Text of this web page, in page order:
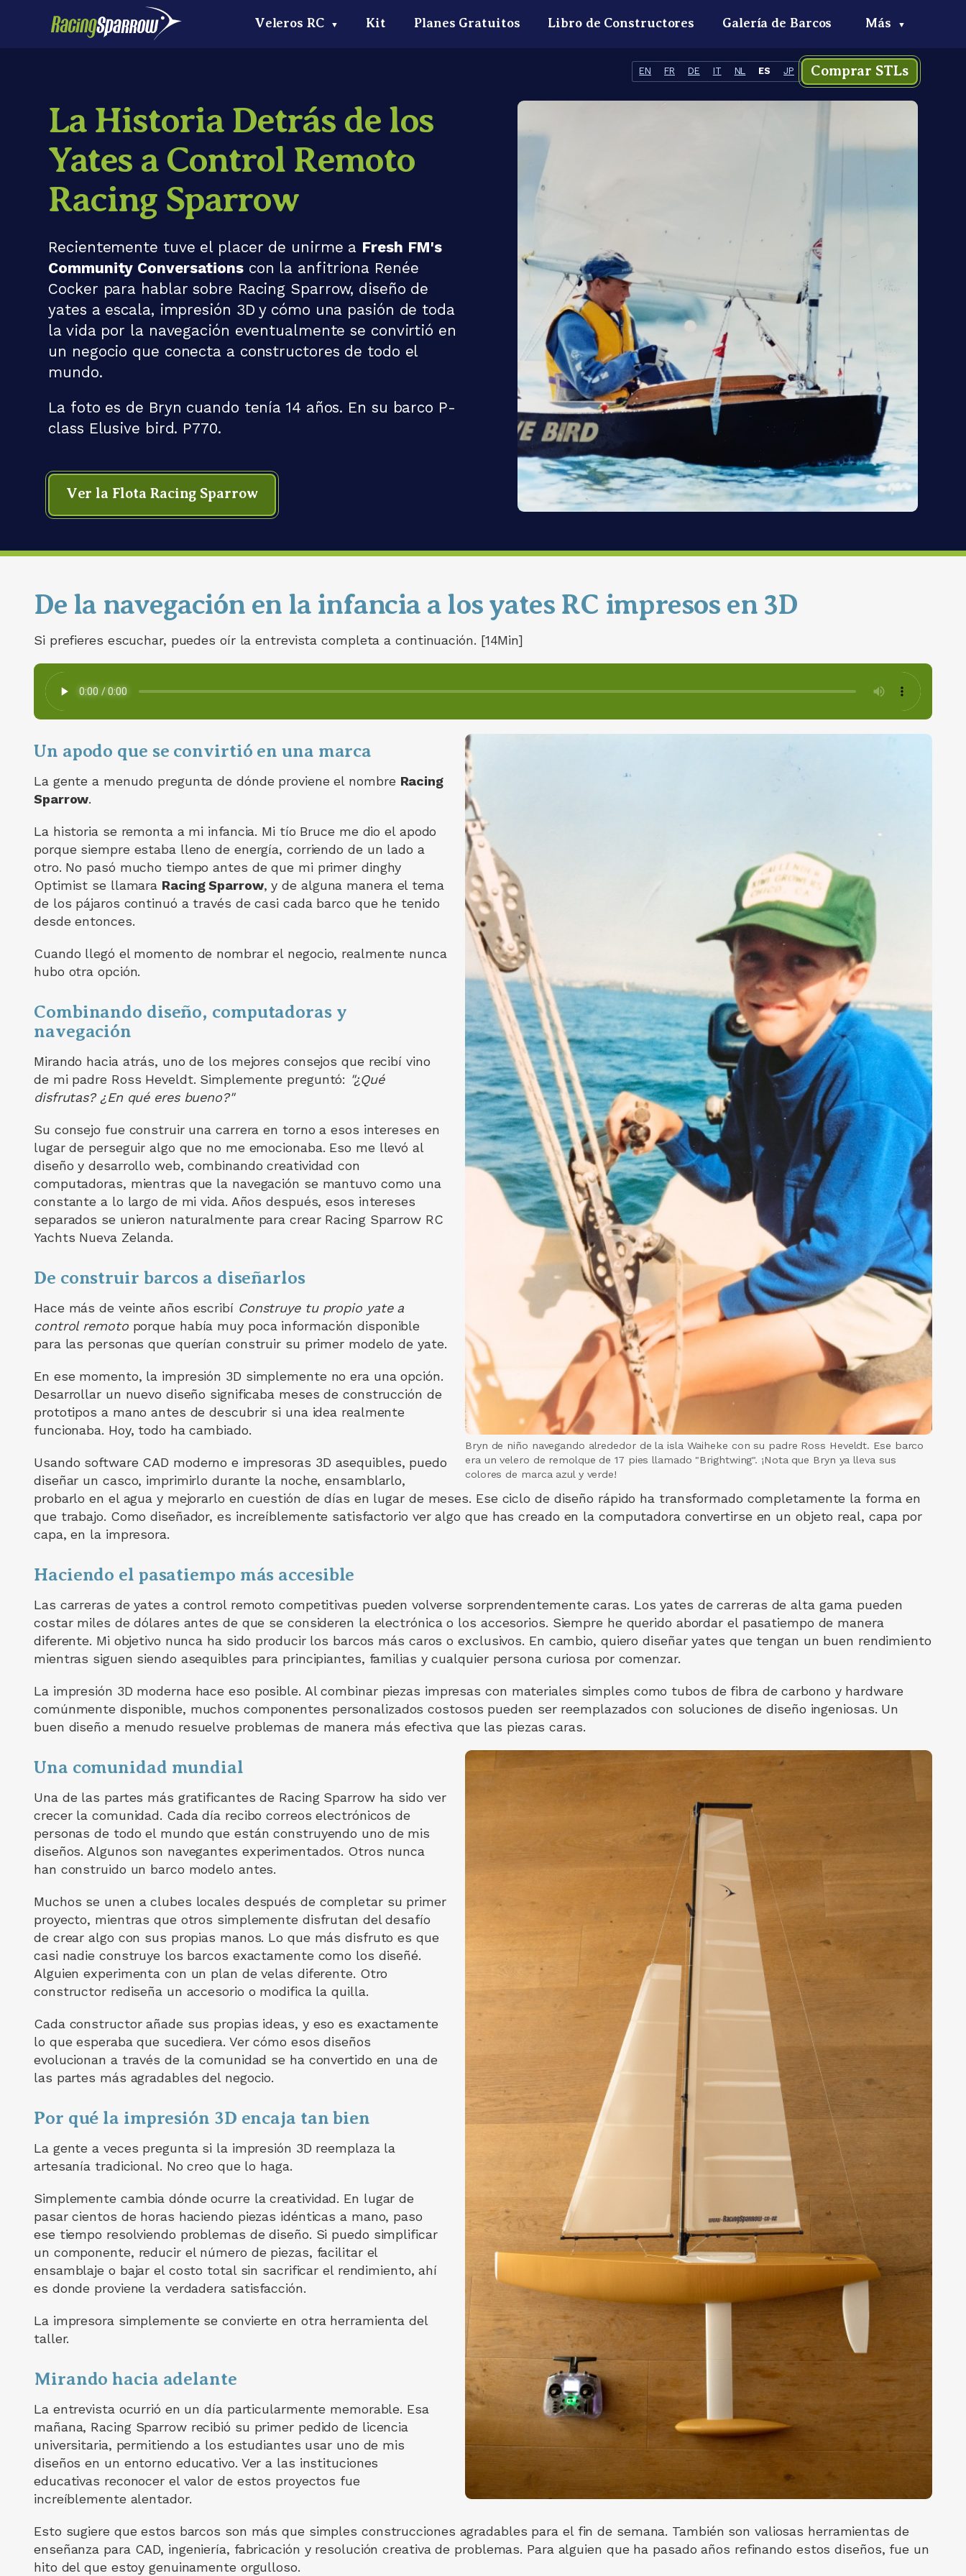
Veleros RC ▼ Kit Planes Gratuitos Libro de Constructores Galería de Barcos Más ▼
EN FR DE IT NL ES JP Comprar STLs
La Historia Detrás de los
Yates a Control Remoto
Racing Sparrow
Recientemente tuve el placer de unirme a Fresh FM's
Community Conversationscon la anfitriona Renée
Cocker para hablar sobre Racing Sparrow, diseño de
yates a escala, impresión 3D y cómo una pasión de toda
la vida por la navegación eventualmente se convirtió en
un negocio que conecta a constructores de todo el
mundo.
La foto es de Bryn cuando tenía 14 años. En su barco P-
class Elusive bird. P770.
Ver la Flota Racing Sparrow
De la navegación en la infancia a los yates RC impresos en 3D
Si prefieres escuchar, puedes oír la entrevista completa a continuación. [14Min]
Bryn de niño navegando alrededor de la isla Waiheke con su padre Ross Heveldt. Ese barco
era un velero de remolque de 17 pies llamado "Brightwing". ¡Nota que Bryn ya lleva sus
colores de marca azul y verde!
Un apodo que se convirtió en una marca
La gente a menudo pregunta de dónde proviene el nombre Racing
Sparrow.
La historia se remonta a mi infancia. Mi tío Bruce me dio el apodo
porque siempre estaba lleno de energía, corriendo de un lado a
otro. No pasó mucho tiempo antes de que mi primer dinghy
Optimist se llamara Racing Sparrow, y de alguna manera el tema
de los pájaros continuó a través de casi cada barco que he tenido
desde entonces.
Cuando llegó el momento de nombrar el negocio, realmente nunca
hubo otra opción.
Combinando diseño, computadoras y
navegación
Mirando hacia atrás, uno de los mejores consejos que recibí vino
de mi padre Ross Heveldt. Simplemente preguntó: "¿Qué
disfrutas? ¿En qué eres bueno?"
Su consejo fue construir una carrera en torno a esos intereses en
lugar de perseguir algo que no me emocionaba. Eso me llevó al
diseño y desarrollo web, combinando creatividad con
computadoras, mientras que la navegación se mantuvo como una
constante a lo largo de mi vida. Años después, esos intereses
separados se unieron naturalmente para crear Racing Sparrow RC
Yachts Nueva Zelanda.
De construir barcos a diseñarlos
Hace más de veinte años escribí Construye tu propio yate a
control remotoporque había muy poca información disponible
para las personas que querían construir su primer modelo de yate.
En ese momento, la impresión 3D simplemente no era una opción.
Desarrollar un nuevo diseño significaba meses de construcción de
prototipos a mano antes de descubrir si una idea realmente
funcionaba. Hoy, todo ha cambiado.
Usando software CAD moderno e impresoras 3D asequibles, puedo
diseñar un casco, imprimirlo durante la noche, ensamblarlo,
probarlo en el agua y mejorarlo en cuestión de días en lugar de meses. Ese ciclo de diseño rápido ha transformado completamente la forma en
que trabajo. Como diseñador, es increíblemente satisfactorio ver algo que has creado en la computadora convertirse en un objeto real, capa por
capa, en la impresora.
Haciendo el pasatiempo más accesible
Las carreras de yates a control remoto competitivas pueden volverse sorprendentemente caras. Los yates de carreras de alta gama pueden
costar miles de dólares antes de que se consideren la electrónica o los accesorios. Siempre he querido abordar el pasatiempo de manera
diferente. Mi objetivo nunca ha sido producir los barcos más caros o exclusivos. En cambio, quiero diseñar yates que tengan un buen rendimiento
mientras siguen siendo asequibles para principiantes, familias y cualquier persona curiosa por comenzar.
La impresión 3D moderna hace eso posible. Al combinar piezas impresas con materiales simples como tubos de fibra de carbono y hardware
comúnmente disponible, muchos componentes personalizados costosos pueden ser reemplazados con soluciones de diseño ingeniosas. Un
buen diseño a menudo resuelve problemas de manera más efectiva que las piezas caras.
Una comunidad mundial
Una de las partes más gratificantes de Racing Sparrow ha sido ver
crecer la comunidad. Cada día recibo correos electrónicos de
personas de todo el mundo que están construyendo uno de mis
diseños. Algunos son navegantes experimentados. Otros nunca
han construido un barco modelo antes.
Muchos se unen a clubes locales después de completar su primer
proyecto, mientras que otros simplemente disfrutan del desafío
de crear algo con sus propias manos. Lo que más disfruto es que
casi nadie construye los barcos exactamente como los diseñé.
Alguien experimenta con un plan de velas diferente. Otro
constructor rediseña un accesorio o modifica la quilla.
Cada constructor añade sus propias ideas, y eso es exactamente
lo que esperaba que sucediera. Ver cómo esos diseños
evolucionan a través de la comunidad se ha convertido en una de
las partes más agradables del negocio.
Por qué la impresión 3D encaja tan bien
La gente a veces pregunta si la impresión 3D reemplaza la
artesanía tradicional. No creo que lo haga.
Simplemente cambia dónde ocurre la creatividad. En lugar de
pasar cientos de horas haciendo piezas idénticas a mano, paso
ese tiempo resolviendo problemas de diseño. Si puedo simplificar
un componente, reducir el número de piezas, facilitar el
ensamblaje o bajar el costo total sin sacrificar el rendimiento, ahí
es donde proviene la verdadera satisfacción.
La impresora simplemente se convierte en otra herramienta del
taller.
Mirando hacia adelante
La entrevista ocurrió en un día particularmente memorable. Esa
mañana, Racing Sparrow recibió su primer pedido de licencia
universitaria, permitiendo a los estudiantes usar uno de mis
diseños en un entorno educativo. Ver a las instituciones
educativas reconocer el valor de estos proyectos fue
increíblemente alentador.
Esto sugiere que estos barcos son más que simples construcciones agradables para el fin de semana. También son valiosas herramientas de
enseñanza para CAD, ingeniería, fabricación y resolución creativa de problemas. Para alguien que ha pasado años refinando estos diseños, fue un
hito del que estoy genuinamente orgulloso.